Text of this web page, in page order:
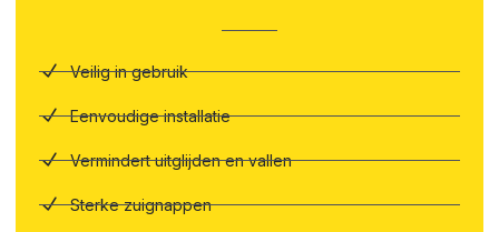
Veilig in gebruik
Eenvoudige installatie
Vermindert uitglijden en vallen
Sterke zuignappen